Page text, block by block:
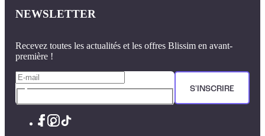
NEWSLETTER
Recevez toutes les actualités et les offres Blissim en avant-
première !
S'INSCRIRE